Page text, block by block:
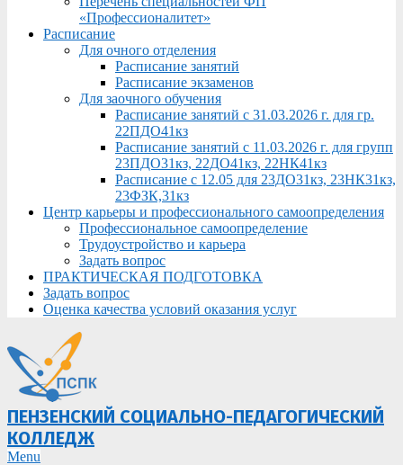
«Профессионалитет»
Расписание
Для очного отделения
Расписание занятий
Расписание экзаменов
Для заочного обучения
Расписание занятий с 31.03.2026 г. для гр.
22ПДО41кз
Расписание занятий с 11.03.2026 г. для групп
23ПДО31кз, 22ДО41кз, 22НК41кз
Расписание с 12.05 для 23ДО31кз, 23НК31кз,
23ФЗК,31кз
Центр карьеры и профессионального самоопределения
Профессиональное самоопределение
Трудоустройство и карьера
Задать вопрос
ПРАКТИЧЕСКАЯ ПОДГОТОВКА
Задать вопрос
Оценка качества условий оказания услуг
ПЕНЗЕНСКИЙ СОЦИАЛЬНО-ПЕДАГОГИЧЕСКИЙ
КОЛЛЕДЖ
Primary
Menu